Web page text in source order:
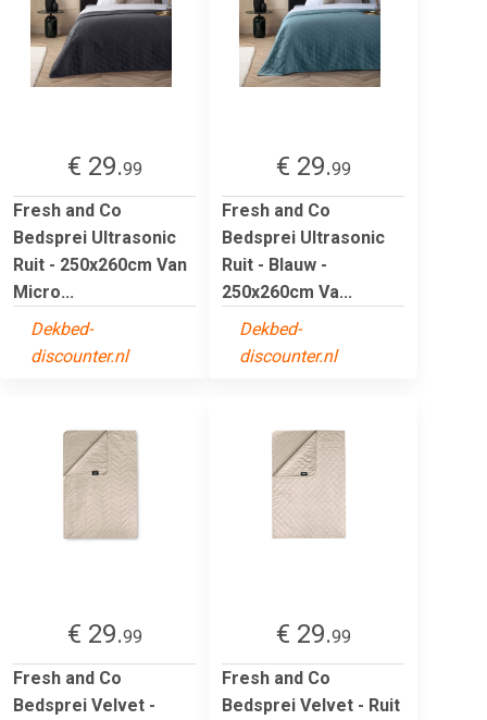
€ 29.99
Fresh and Co
Bedsprei Ultrasonic
Ruit - 250x260cm Van
Micro...
Dekbed-
discounter.nl
€ 29.99
Fresh and Co
Bedsprei Ultrasonic
Ruit - Blauw -
250x260cm Va...
Dekbed-
discounter.nl
€ 29.99
Fresh and Co
Bedsprei Velvet -
€ 29.99
Fresh and Co
Bedsprei Velvet - Ruit